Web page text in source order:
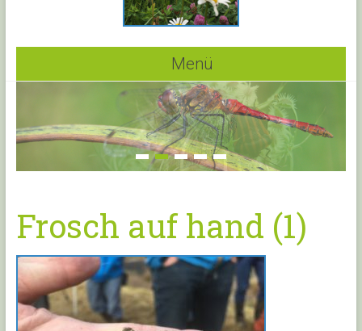
Menü
1 2 3 4 5
Frosch auf hand (1)